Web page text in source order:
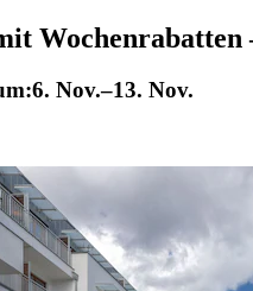
Wochenrabatten
6. Nov.–13. Nov.